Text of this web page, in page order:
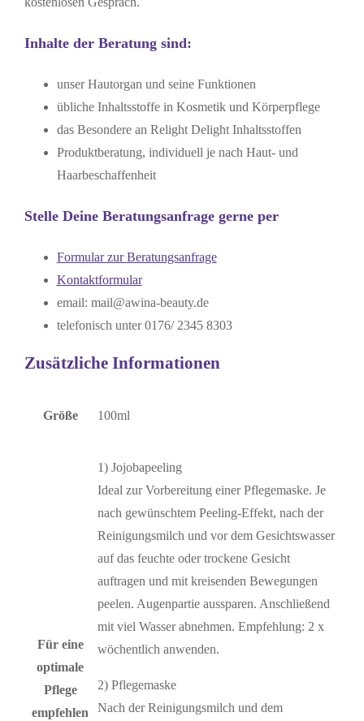
Inhalte der Beratung sind:
unser Hautorgan und seine Funktionen
übliche Inhaltsstoffe in Kosmetik und Körperpflege
das Besondere an Relight Delight Inhaltsstoffen
Produktberatung, individuell je nach Haut- und
Haarbeschaffenheit
Stelle Deine Beratungsanfrage gerne per
Formular zur Beratungsanfrage
Kontaktformular
email: mail@awina-beauty.de
telefonisch unter 0176/ 2345 8303
Zusätzliche Informationen
Größe 100ml
Für eine
optimale
Pflege
empfehlen
1) Jojobapeeling
Ideal zur Vorbereitung einer Pflegemaske. Je
nach gewünschtem Peeling-Effekt, nach der
Reinigungsmilch und vor dem Gesichtswasser
auf das feuchte oder trockene Gesicht
auftragen und mit kreisenden Bewegungen
peelen. Augenpartie aussparen. Anschließend
mit viel Wasser abnehmen. Empfehlung: 2 x
wöchentlich anwenden.
2) Pflegemaske
Nach der Reinigungsmilch und dem